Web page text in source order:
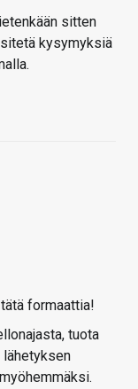
sitten
kysymyksiä
formaattia!
tuota